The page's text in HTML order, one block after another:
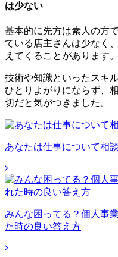
は少ない
基本的に先方は素人の方
ている店主さんは少なく
えてくることがあります。
技術や知識といったスキ
ひとりよがりにならず、
切だと気がつきました。
あなたは仕事について相
みんな困ってる？個人事
た時の良い答え方